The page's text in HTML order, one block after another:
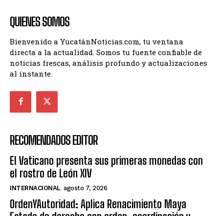
QUIENES SOMOS
Bienvenido a YucatánNoticias.com, tu ventana
directa a la actualidad. Somos tu fuente confiable de
noticias frescas, análisis profundo y actualizaciones
al instante.
RECOMENDADOS EDITOR
El Vaticano presenta sus primeras monedas con
el rostro de León XIV
INTERNACIONAL agosto 7, 2026
OrdenYAutoridad: Aplica Renacimiento Maya